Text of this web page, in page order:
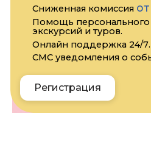
Прикрепить файл
персональных данных
Сниженная комиссия
Помощь
экскурсий и туров.
Онлайн поддержка 24/7.
СМС уведомления о
Регистрация